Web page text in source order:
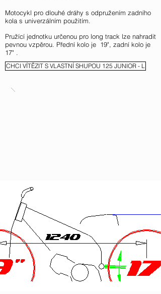
Motocykl pro dlouhé dráhy s odpružením zadního
kola s univerzálním použitím.
Pružící jednotku určenou pro long track lze nahradit
pevnou vzpěrou. Přední kolo je 19", zadní kolo je
17" .
CHCI VÍTĚZIT S VLASTNÍ SHUPOU 125 JUNIOR - L